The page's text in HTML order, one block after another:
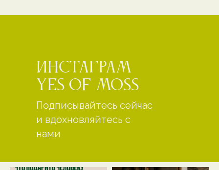
Инстаграм
yes of moss
Подписывайтесь сейчас
и вдохновляйтесь с
нами